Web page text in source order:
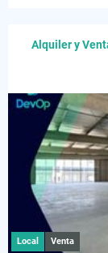
Alquiler y
Local Venta